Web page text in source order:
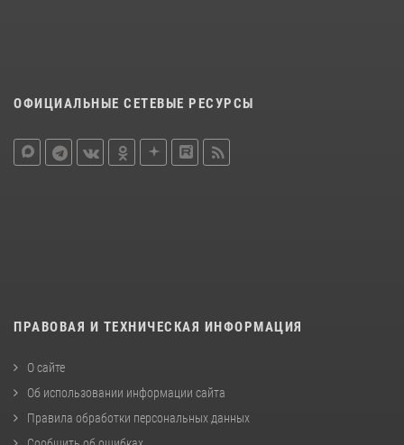
ОФИЦИАЛЬНЫЕ СЕТЕВЫЕ РЕСУРСЫ
ПРАВОВАЯ И ТЕХНИЧЕСКАЯ ИНФОРМАЦИЯ
О сайте
Об использовании информации сайта
Правила обработки персональных данных